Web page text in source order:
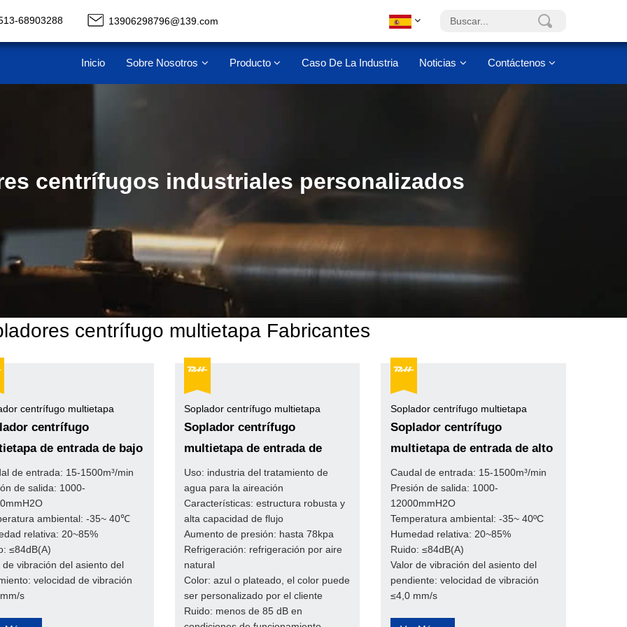
68903288 13906298796@139.com
Inicio Sobre Nosotros Producto Caso De La Industria Noticias Contáctenos
centrífugos industriales personalizados
centrífugo multietapa Fabricantes
centrífugo multietapa
centrífugo
de entrada de bajo
de entrada: 15-1500m³/min
de salida: 1000-
ambiental: -35~ 40℃
relativa: 20~85%
≤84dB(A)
de vibración del asiento del
velocidad de vibración
s
Soplador centrífugo multietapa
Soplador centrífugo
multietapa de entrada de
caudal medio
Uso: industria del tratamiento de
agua para la aireación
Características: estructura robusta y
alta capacidad de flujo
Aumento de presión: hasta 78kpa
Refrigeración: refrigeración por aire
natural
Color: azul o plateado, el color puede
ser personalizado por el cliente
Ruido: menos de 85 dB en
Soplador centrífugo multietapa
Soplador centrífugo
multietapa de entrada de alto
flujo
Caudal de entrada: 15-1500m³/min
Presión de salida: 1000-
12000mmH2O
Temperatura ambiental: -35~ 40ºC
Humedad relativa: 20~85%
Ruido: ≤84dB(A)
Valor de vibración del asiento del
pendiente: velocidad de vibración
≤4,0 mm/s